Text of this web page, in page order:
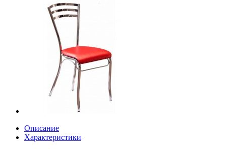
Описание
Характеристики